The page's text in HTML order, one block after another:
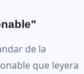
de la
que leyera